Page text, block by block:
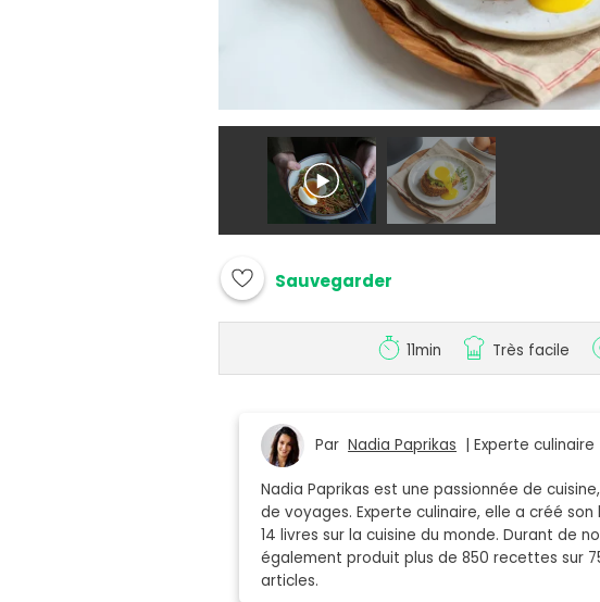
Sauvegarder
11min Très facile
ParNadia Paprikas | Experte culinaire
Nadia Paprikas est une passionnée de
de voyages. Experte culinaire, elle a créé
14 livres sur la cuisine du monde. Durant de
également produit plus de 850 recettes sur
articles.